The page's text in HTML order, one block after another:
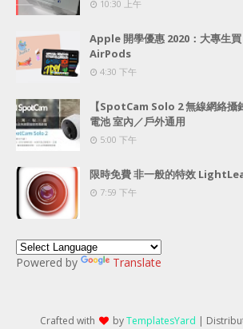
10:30 上午
Apple 開學優惠 2020：大專生
AirPods
4:30 下午
【SpotCam Solo 2 無線網絡攝
電池 室內／戶外通用
5:00 下午
限時免費 非一般的特效
7:59 下午
Powered by Translate
Crafted with byTemplatesYard |